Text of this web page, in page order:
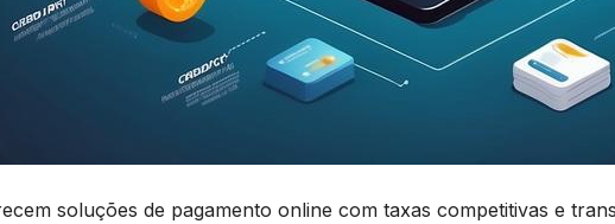
soluções de pagamento online com taxas competitivas e